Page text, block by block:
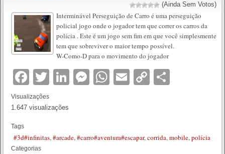
(Ainda Sem Votos)
Interminável Perseguição de Carro é uma perseguição
policial jogo onde o jogador tem que correr os carros da
polícia . Este é um jogo sem fim em que você simplesmente
tem que sobreviver o maior tempo possível.
W-Como-D para o movimento do jogador
Facebook
TwitterLinkedIn
Messenger
WhatsApp
EmailCopy
Visualizações
1.647 visualizações
Tags
#3d#infinitas,#arcade,#carro#aventura#escapar,corrida,mobile,polícia
Categorias